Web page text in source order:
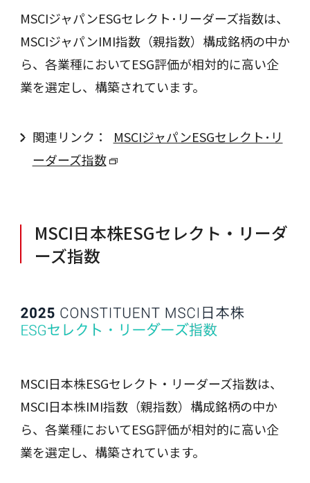
MSCIジャパンESGセレクト･リーダーズ指数は、
MSCIジャパンIMI指数（親指数）構成銘柄の中か
ら、各業種においてESG評価が相対的に高い企
業を選定し、構築されています。
関連リンク：
MSCIジャパンESGセレクト･リ
ーダーズ指数
MSCI日本株ESGセレクト・リーダ
ーズ指数
MSCI日本株ESGセレクト・リーダーズ指数は、
MSCI日本株IMI指数（親指数）構成銘柄の中か
ら、各業種においてESG評価が相対的に高い企
業を選定し、構築されています。